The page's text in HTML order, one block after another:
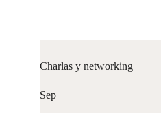
Charlas y networking
Sep